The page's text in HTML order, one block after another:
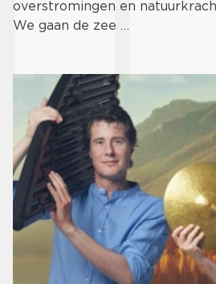
overstromingen en
We gaan de zee …